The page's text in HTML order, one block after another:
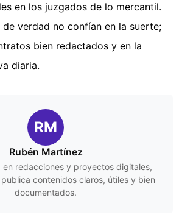
en los juzgados de lo mercantil.
verdad no confían en la suerte;
bien redactados y en la
diaria.
RM
Rubén Martínez
en redacciones y proyectos digitales,
contenidos claros, útiles y bien
documentados.